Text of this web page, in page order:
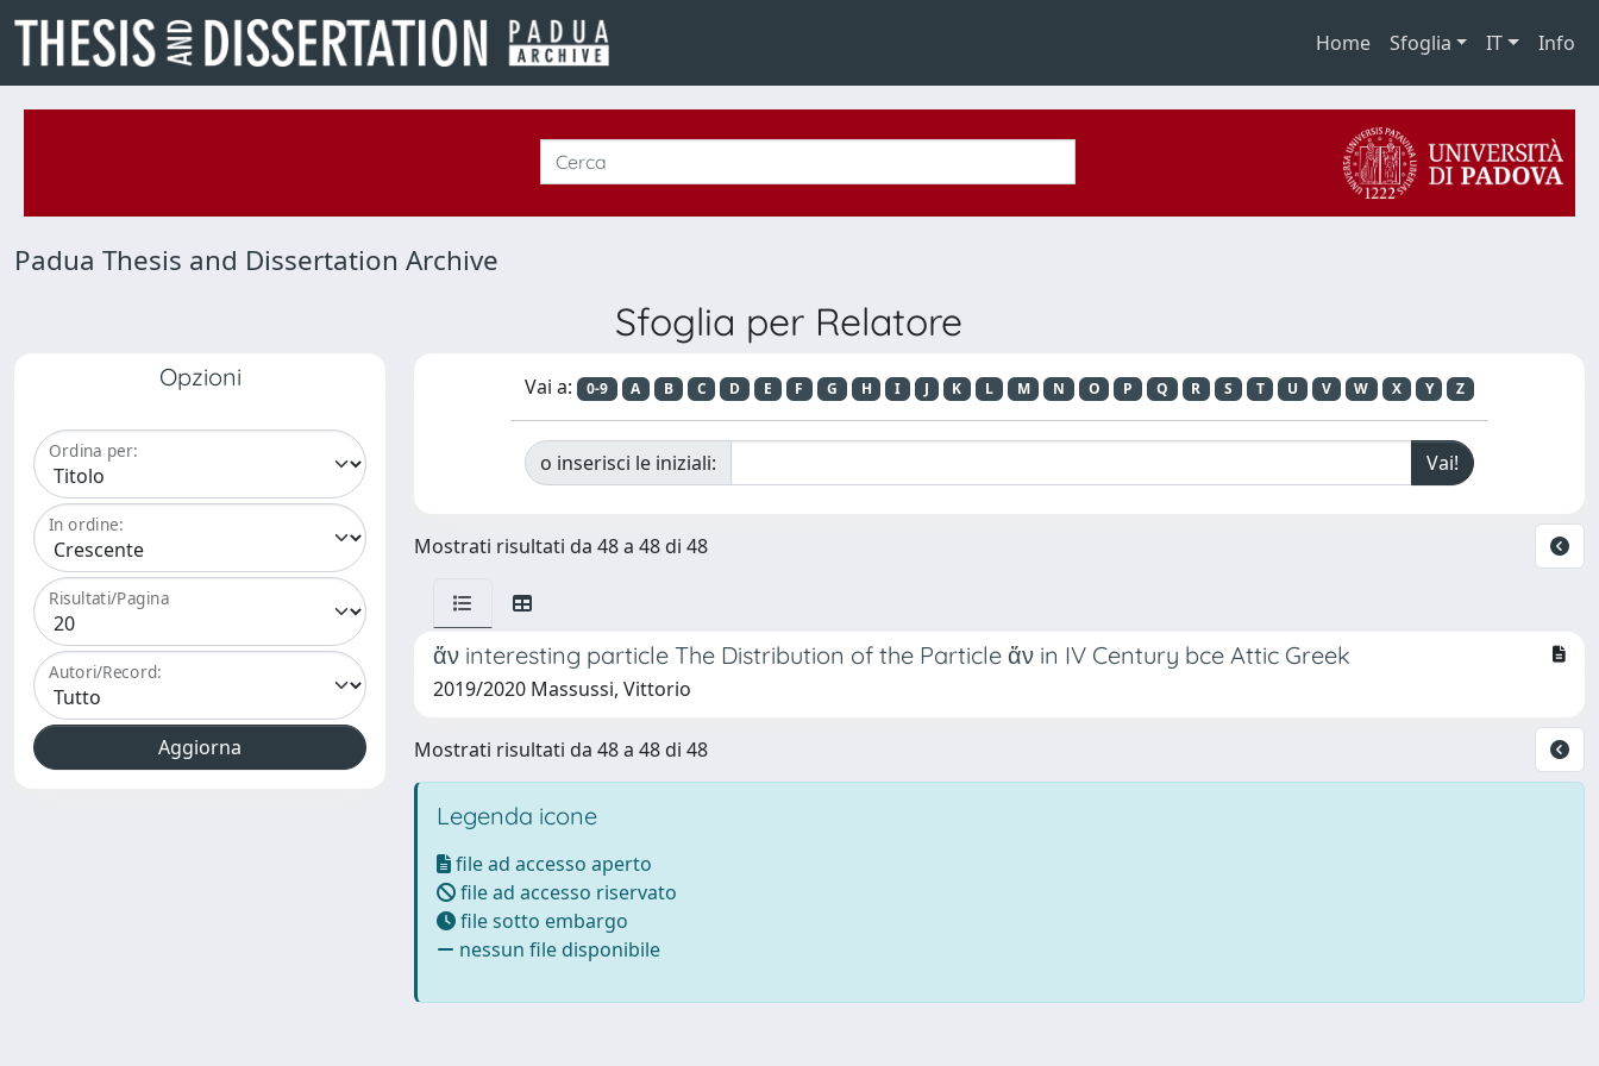
Home Sfoglia IT Info
Padua Thesis and Dissertation Archive
Sfoglia per Relatore
Opzioni
Ordina per:
In ordine:
Risultati/Pagina
Autori/Record:
Vai a: 0-9 A B C D E F G H I J K L M N O P Q R S T U V W X Y Z
o inserisci le iniziali:
Mostrati risultati da 48 a 48 di 48
ἄν interesting particle The Distribution of the Particle ἄν in IV Century bce Attic Greek
2019/2020 Massussi, Vittorio
Mostrati risultati da 48 a 48 di 48
Legenda icone
file ad accesso aperto
file ad accesso riservato
file sotto embargo
nessun file disponibile